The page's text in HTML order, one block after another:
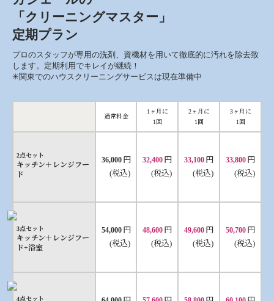
「クリーニングマスター」
定期プラン
プロのスタッフが専用の洗剤、資機材を用いて徹底的に汚れを除去致
します。定期利用でキレイが継続！
✳︎関東でのハウスクリーニングサービスは現在準備中
通常料金
1ヶ月に
1回
2ヶ月に
1回
3ヶ月に
1回
2点セット
キッチン＋レンジフー
ド
36,000 円
(税込)
32,400 円
(税込)
33,100 円
(税込)
33,800 円
(税込)
3点セット
キッチン＋レンジフー
ド+浴室
54,000 円
(税込)
48,600 円
(税込)
49,600 円
(税込)
50,700 円
(税込)
4点セット